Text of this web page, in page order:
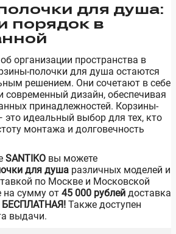
для душа:
порядок в
организации пространства в
полочки для душа остаются
решением. Они сочетают в себе
современный дизайн, обеспечивая
принадлежностей. Корзины-
идеальный выбор для тех, кто
монтажа и долговечность
SANTIKO вы можете
для душа различных моделей и
по Москве и Московской
на сумму от 45 000 рублей доставка
БЕСПЛАТНАЯ! Также доступен
выдачи.